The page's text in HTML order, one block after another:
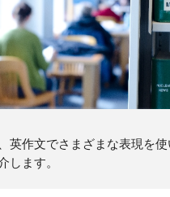
英作文でさまざまな表現を
します。